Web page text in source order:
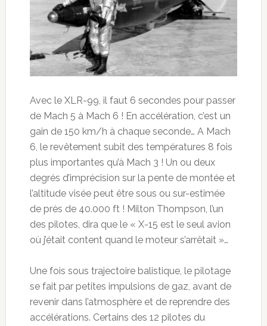
Avec le XLR-99, il faut 6 secondes pour passer
de Mach 5 à Mach 6 ! En accélération, c’est un
gain de 150 km/h à chaque seconde… A Mach
6, le revêtement subit des températures 8 fois
plus importantes qu’à Mach 3 ! Un ou deux
degrés d’imprécision sur la pente de montée et
l’altitude visée peut être sous ou sur-estimée
de près de 40.000 ft ! Milton Thompson, l’un
des pilotes, dira que le « X-15 est le seul avion
où j’était content quand le moteur s’arrêtait »…
Une fois sous trajectoire balistique, le pilotage
se fait par petites impulsions de gaz, avant de
revenir dans l’atmosphère et de reprendre des
accélérations. Certains des 12 pilotes du